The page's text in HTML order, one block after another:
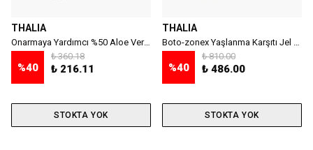
THALIA
Onarmaya Yardımcı %50 Aloe Vera Özlü Yüz Bakım Kremi 50ml
%40
₺ 360.18
₺ 216.11
STOKTA YOK
THALIA
Boto-zonex Yaşlanma Karşıtı Jel Krem ( Doğal Botoks Etkili) 50 ml
%40
₺ 810.00
₺ 486.00
STOKTA YOK